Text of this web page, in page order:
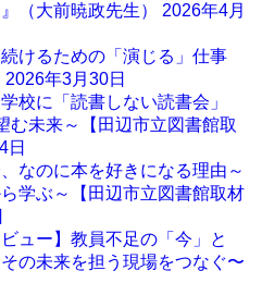
（大前暁政先生） 2026年4月
けるための「演じる」仕事
2026年3月30日
校に「読書しない読書会」
む未来～【田辺市立図書館取
日
なのに本を好きになる理由～
学ぶ～【田辺市立図書館取材
ュー】教員不足の「今」と
の未来を担う現場をつなぐ〜